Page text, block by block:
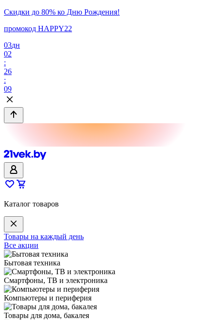
Скидки до 80% ко Дню Рождения!
промокод HAPPY22
03дн
02
:
26
:
09
Каталог товаров
Товары на каждый день
Все акции
Бытовая техника
Смартфоны, ТВ и электроника
Компьютеры и периферия
Товары для дома, бакалея